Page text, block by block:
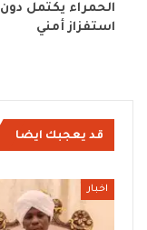
الحمراء يكتمل دون
استفزاز أمني
قد يعجبك ايضا
اخبار